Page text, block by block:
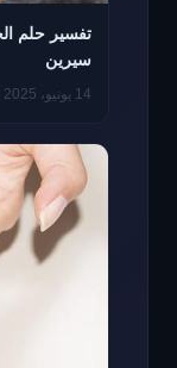
تفسير حلم
سيرين
14 يونيو، 2025